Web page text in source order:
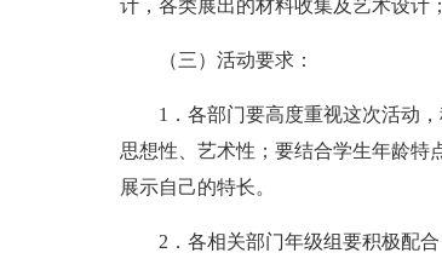
计，各类展出的材料收集及艺术设计
（三）活动要求：
1．各部门要高度重视这次活动
思想性、艺术性；要结合学生年龄特
展示自己的特长。
2．各相关部门年级组要积极配